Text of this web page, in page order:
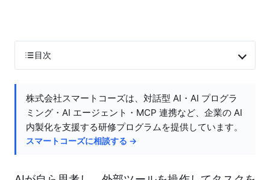
目次
株式会社スマートコーズは、対話型 AI・AI プログラ
ミング・AI エージェント・MCP 連携など、企業の AI
内製化を支援する研修プログラムを提供しています。
スマートコーズに相談する →